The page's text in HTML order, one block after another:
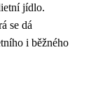
jídlo.
se dá
i běžného